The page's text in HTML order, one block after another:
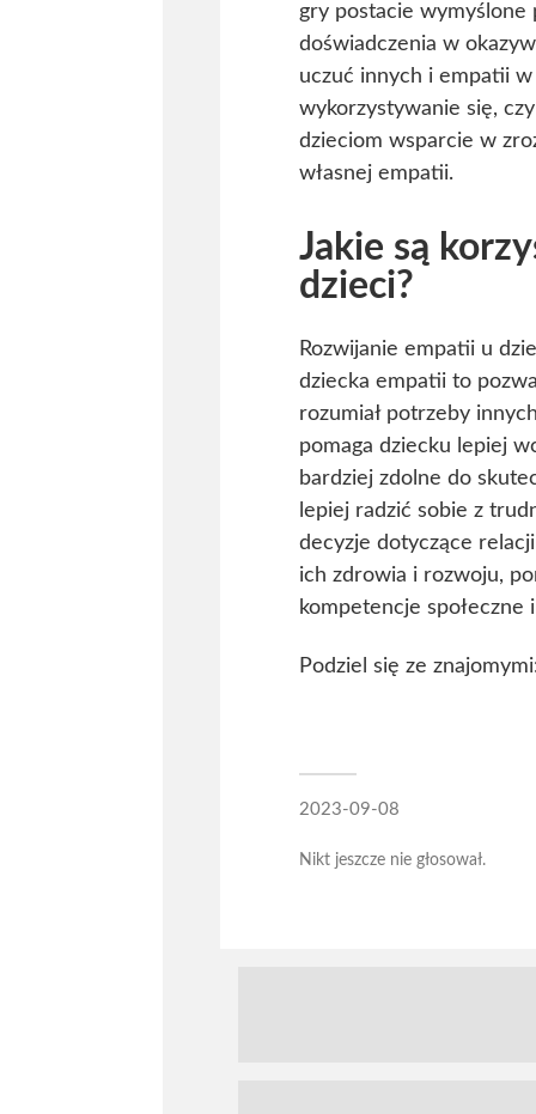
gry postacie wymyślone
doświadczenia w
uczuć innych i empatii
wykorzystywanie się,
dzieciom wsparcie w
własnej empatii.
Jakie są
dzieci?
Rozwijanie empatii u
dziecka empatii to
rozumiał potrzeby
pomaga dziecku lepiej
bardziej zdolne do
lepiej radzić sobie z
decyzje dotyczące
ich zdrowia i rozwoju,
kompetencje
Podziel się ze
2023-09-08
Nikt jeszcze nie głosował.